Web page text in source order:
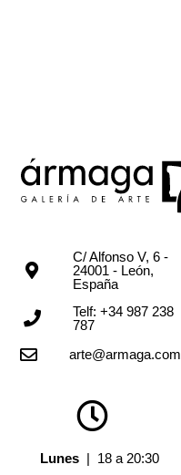
C/ Alfonso V, 6 -
24001 - León,
España
Telf: +34 987 238
787
arte@armaga.com
Lunes | 18 a 20:30